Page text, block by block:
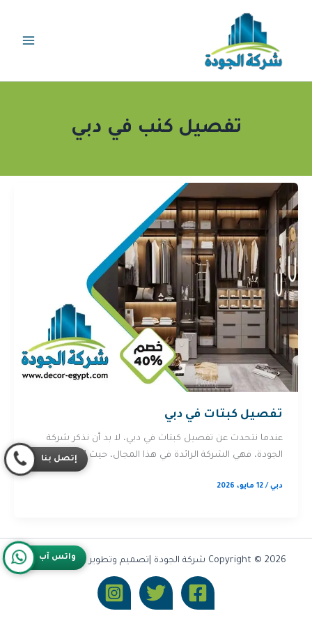
تفصيل كنب في دبي
تفصيل كبتات في دبي
عندما نتحدث عن تفصيل كبتات في دبي، لا بد أن نذكر شركة
الجودة، فهي الشركة الرائدة في هذا المجال، حيث […]
دبي/12 مايو، 2026
Copyright © 2026 شركة الجودة |تصميم وتطوير شركة Olymoo
واتس آب
إتصل بنا